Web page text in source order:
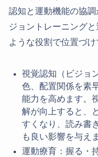
認知と運動機能の協
ジョントレーニング
ような役割で位置づけ
視覚認知（ビジョ
色、配置関係を素
能力を高めます。
解が向上すると、
すくなり、読み書
も良い影響を与え
運動療育：握る・